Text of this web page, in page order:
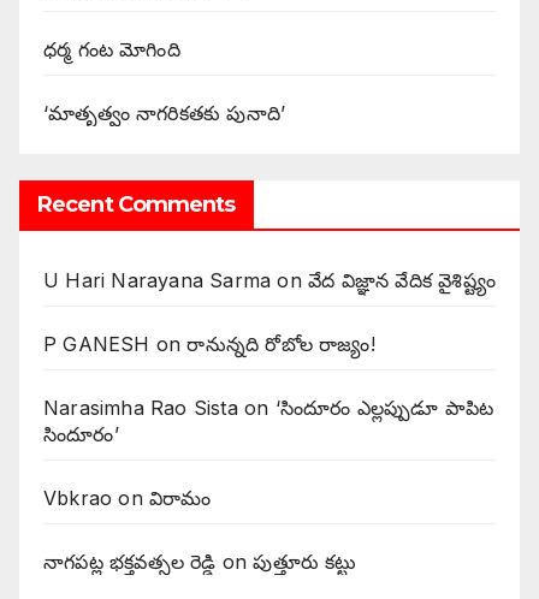
ధర్మ గంట మోగింది
‘మాతృత్వం నాగరికతకు పునాది’
Recent Comments
U Hari Narayana Sarma onవేద విజ్ఞాన వేదిక వైశిష్ట్యం
P GANESH on‌రానున్నది రోబోల రాజ్యం!
Narasimha Rao Sistaon ‘సిందూరం ఎల్లప్పుడూ పాపిట
సిందూరం’
Vbkrao onవిరామం
నాగపట్ల భక్తవత్సల రెడ్డి onపుత్తూరు కట్టు